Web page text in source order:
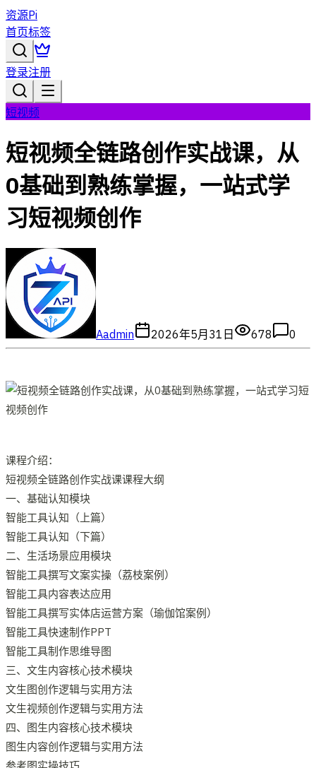
资源Pi
首页标签
登录注册
短视频
短视频全链路创作实战课，从
0基础到熟练掌握，一站式学
习短视频创作
Aadmin 2026年5月31日 678 0
课程介绍：
短视频全链路创作实战课课程大纲
一、基础认知模块
智能工具认知（上篇）
智能工具认知（下篇）
二、生活场景应用模块
智能工具撰写文案实操（荔枝案例）
智能工具内容表达应用
智能工具撰写实体店运营方案（瑜伽馆案例）
智能工具快速制作PPT
智能工具制作思维导图
三、文生内容核心技术模块
文生图创作逻辑与实用方法
文生视频创作逻辑与实用方法
四、图生内容核心技术模块
图生内容创作逻辑与实用方法